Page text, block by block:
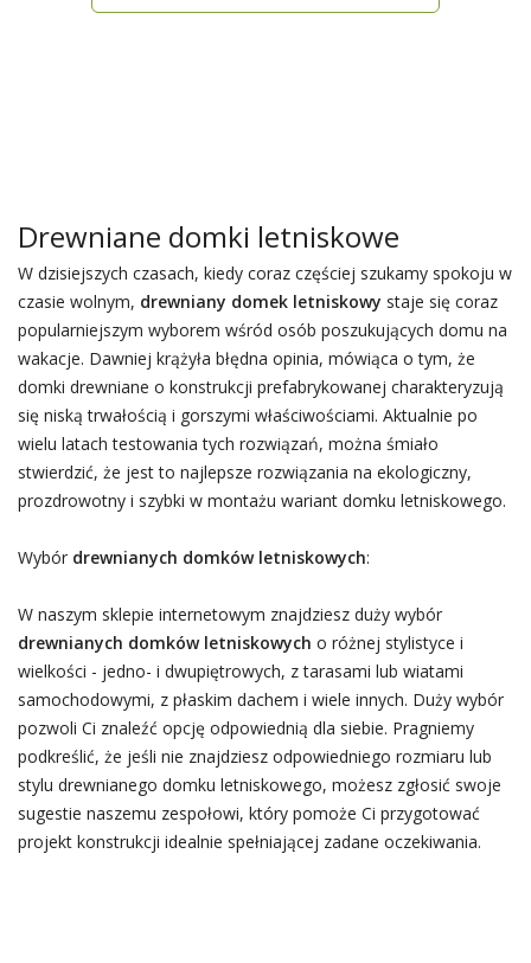
Drewniane domki letniskowe
W dzisiejszych czasach, kiedy coraz częściej szukamy spokoju w
czasie wolnym, drewniany domek letniskowy staje się coraz
popularniejszym wyborem wśród osób poszukujących domu na
wakacje. Dawniej krążyła błędna opinia, mówiąca o tym, że
domki drewniane o konstrukcji prefabrykowanej charakteryzują
się niską trwałością i gorszymi właściwościami. Aktualnie po
wielu latach testowania tych rozwiązań, można śmiało
stwierdzić, że jest to najlepsze rozwiązania na ekologiczny,
prozdrowotny i szybki w montażu wariant domku letniskowego.
Wybór drewnianych domków letniskowych:
W naszym sklepie internetowym znajdziesz duży wybór
drewnianych domków letniskowych o różnej stylistyce i
wielkości - jedno- i dwupiętrowych, z tarasami lub wiatami
samochodowymi, z płaskim dachem i wiele innych. Duży wybór
pozwoli Ci znaleźć opcję odpowiednią dla siebie. Pragniemy
podkreślić, że jeśli nie znajdziesz odpowiedniego rozmiaru lub
stylu drewnianego domku letniskowego, możesz zgłosić swoje
sugestie naszemu zespołowi, który pomoże Ci przygotować
projekt konstrukcji idealnie spełniającej zadane oczekiwania.